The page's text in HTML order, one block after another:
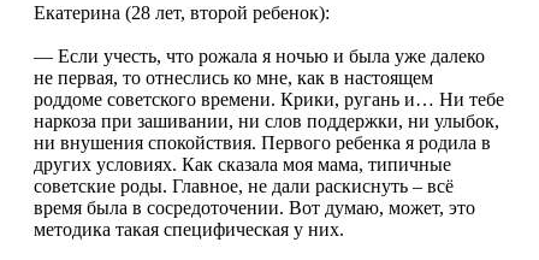
Екатерина (28 лет, второй ребенок):
— Если учесть, что рожала я ночью и была уже далеко
не первая, то отнеслись ко мне, как в настоящем
роддоме советского времени. Крики, ругань и… Ни тебе
наркоза при зашивании, ни слов поддержки, ни улыбок,
ни внушения спокойствия. Первого ребенка я родила в
других условиях. Как сказала моя мама, типичные
советские роды. Главное, не дали раскиснуть – всё
время была в сосредоточении. Вот думаю, может, это
методика такая специфическая у них.